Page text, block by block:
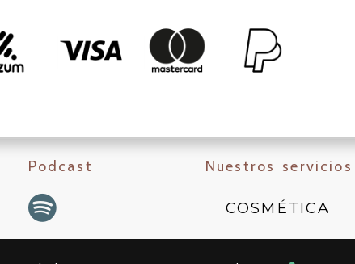
Podcast Nuestros servicios
COSMÉTICA